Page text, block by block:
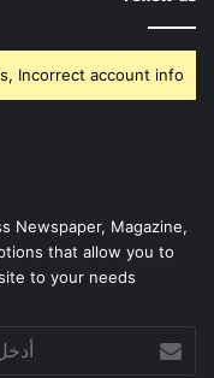
Incorrect account info.
Newspaper, Magazine,
that allow you to
to your needs.
أدخل
بريدك